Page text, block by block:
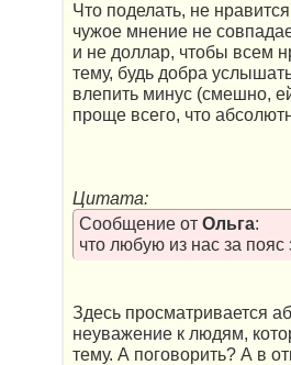
Что поделать, не
чужое мнение не
и не доллар, чтобы всем
тему, будь добра
влепить минус (смешно,
проще всего, что
Цитата:
Сообщение от Ольга:
что любую из нас за пояс
Здесь просматривается
неуважение к людям,
тему. А поговорить? А в